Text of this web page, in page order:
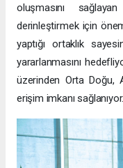
oluşmasını
derinleştirmek için
yaptığı ortaklık
yararlanmasını
üzerinden Orta Doğu,
erişim imkanı sağlanıyor.